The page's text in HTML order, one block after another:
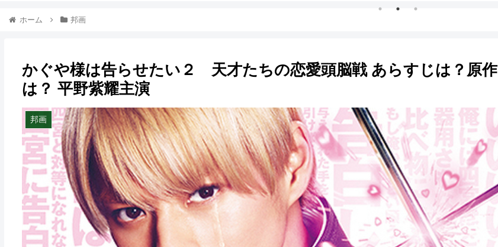
ホーム 邦画
かぐや様は告らせたい２ 天才たちの恋愛頭脳戦 あらすじは？原作
は？ 平野紫耀主演
邦画